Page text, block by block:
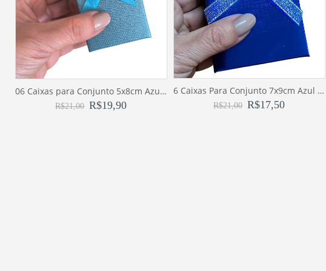
06 Caixas para Conjunto 5x8cm Azul Jeans 10010-4D
R$21,00 R$19,90
6 Caixas Para Conjunto 7x9cm Azul 1-D
R$21,00 R$17,50